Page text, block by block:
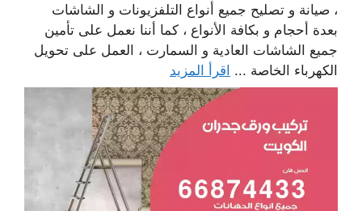
، صيانة و تصليح جميع أنواع التلفزيونات و الشاشات
بعدة أحجام و بكافة الأنواع ، كما أننا نعمل على تأمين
جميع الشاشات العادية و السمارت ، العمل على تحويل
الكهرباء الخاصة ... اقرأ المزيد